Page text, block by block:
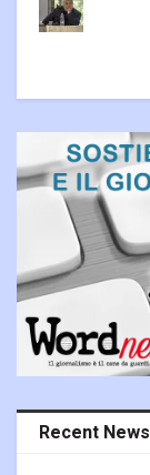
Recent News